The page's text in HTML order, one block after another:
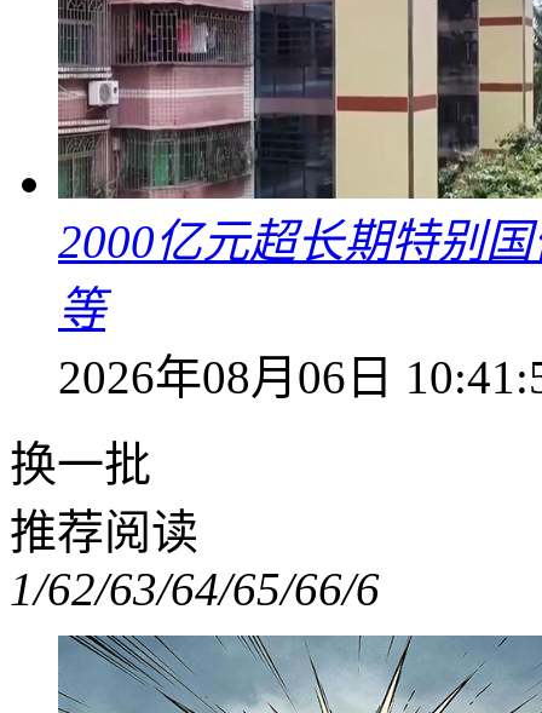
2000亿元超长期特别
等
2026年08月06日
换一批
推荐阅读
1/62/63/64/65/66/6